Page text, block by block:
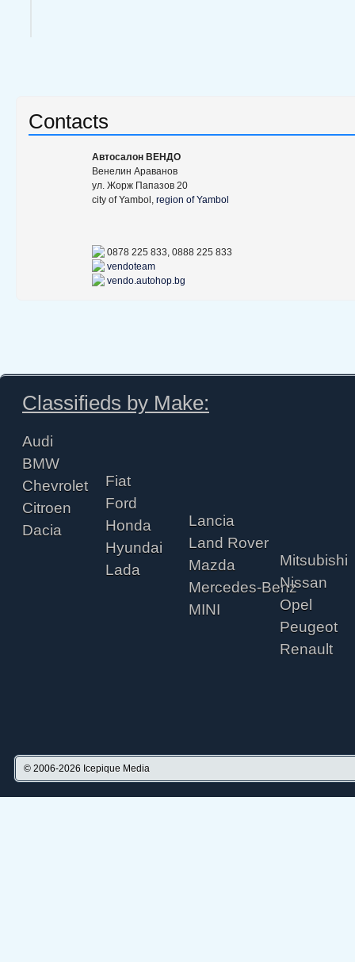
Contacts
Aвтосалон ВЕНДО
Венелин Араванов
ул. Жорж Папазов 20
city of Yambol, region of Yambol
0878 225 833, 0888 225 833
vendoteam
vendo.autohop.bg
Classifieds by Make:
Audi
BMW
Chevrolet
Citroen
Dacia
Fiat
Ford
Honda
Hyundai
Lada
Lancia
Land Rover
Mazda
Mercedes-Benz
MINI
Mitsubishi
Nissan
Opel
Peugeot
Renault
© 2006-2026 Icepique Media